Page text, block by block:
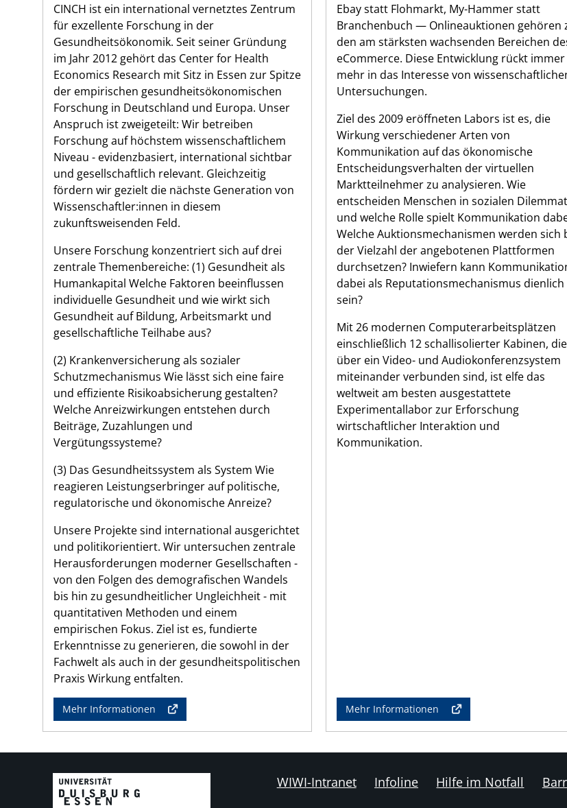
CINCH ist ein international vernetztes Zentrum
für exzellente Forschung in der
Gesundheitsökonomik. Seit seiner Gründung
im Jahr 2012 gehört das Center for Health
Economics Research mit Sitz in Essen zur Spitze
der empirischen gesundheitsökonomischen
Forschung in Deutschland und Europa. Unser
Anspruch ist zweigeteilt: Wir betreiben
Forschung auf höchstem wissenschaftlichem
Niveau - evidenzbasiert, international sichtbar
und gesellschaftlich relevant. Gleichzeitig
fördern wir gezielt die nächste Generation von
Wissenschaftler:innen in diesem
zukunftsweisenden Feld.
Unsere Forschung konzentriert sich auf drei
zentrale Themenbereiche: (1) Gesundheit als
Humankapital Welche Faktoren beeinflussen
individuelle Gesundheit und wie wirkt sich
Gesundheit auf Bildung, Arbeitsmarkt und
gesellschaftliche Teilhabe aus?
(2) Krankenversicherung als sozialer
Schutzmechanismus Wie lässt sich eine faire
und effiziente Risikoabsicherung gestalten?
Welche Anreizwirkungen entstehen durch
Beiträge, Zuzahlungen und
Vergütungssysteme?
(3) Das Gesundheitssystem als System Wie
reagieren Leistungserbringer auf politische,
regulatorische und ökonomische Anreize?
Unsere Projekte sind international ausgerichtet
und politikorientiert. Wir untersuchen zentrale
Herausforderungen moderner Gesellschaften -
von den Folgen des demografischen Wandels
bis hin zu gesundheitlicher Ungleichheit - mit
quantitativen Methoden und einem
empirischen Fokus. Ziel ist es, fundierte
Erkenntnisse zu generieren, die sowohl in der
Fachwelt als auch in der gesundheitspolitischen
Praxis Wirkung entfalten.
Mehr Informationen
Ebay statt Flohmarkt, My-Hammer statt
Branchenbuch — Onlineauktionen gehören
den am stärksten wachsenden Bereichen
eCommerce. Diese Entwicklung rückt immer
mehr in das Interesse von
Untersuchungen.
Ziel des 2009 eröffneten Labors ist es, die
Wirkung verschiedener Arten von
Kommunikation auf das ökonomische
Entscheidungsverhalten der virtuellen
Marktteilnehmer zu analysieren. Wie
entscheiden Menschen in sozialen
und welche Rolle spielt Kommunikation
Welche Auktionsmechanismen werden sich
der Vielzahl der angebotenen Plattformen
durchsetzen? Inwiefern kann
dabei als Reputationsmechanismus dienlich
sein?
Mit 26 modernen Computerarbeitsplätzen
einschließlich 12 schallisolierter Kabinen, die
über ein Video- und Audiokonferenzsystem
miteinander verbunden sind, ist elfe das
weltweit am besten ausgestattete
Experimentallabor zur Erforschung
wirtschaftlicher Interaktion und
Kommunikation.
Mehr Informationen
WIWI-Intranet Infoline Hilfe im Notfall